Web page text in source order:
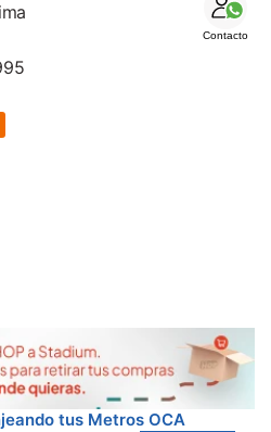
Contacto
tus Metros OCA